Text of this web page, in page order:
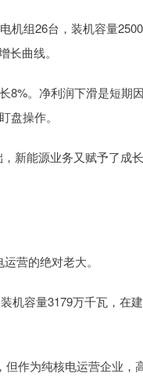
机组26台，装机容量
曲线。
8%。净利润下滑是短期
操作。
新能源业务又赋予了成
营的绝对老大。
机容量3179万千瓦，在
作为纯核电运营企业，